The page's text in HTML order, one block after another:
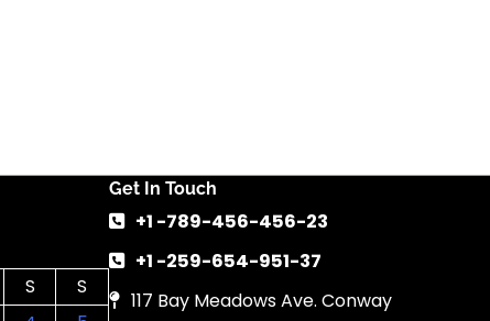
S
S
Get In Touch
+1 -789-456-456-23
+1 -259-654-951-37
117 Bay Meadows Ave. Conway